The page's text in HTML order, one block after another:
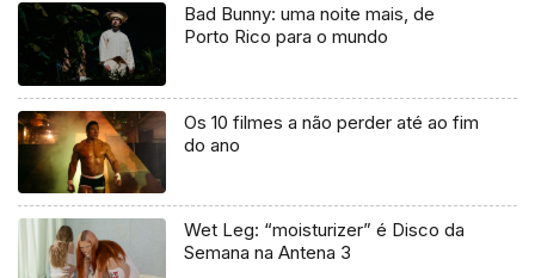
Bad Bunny: uma noite mais, de
Porto Rico para o mundo
Os 10 filmes a não perder até ao fim
do ano
Wet Leg: “moisturizer” é Disco da
Semana na Antena 3